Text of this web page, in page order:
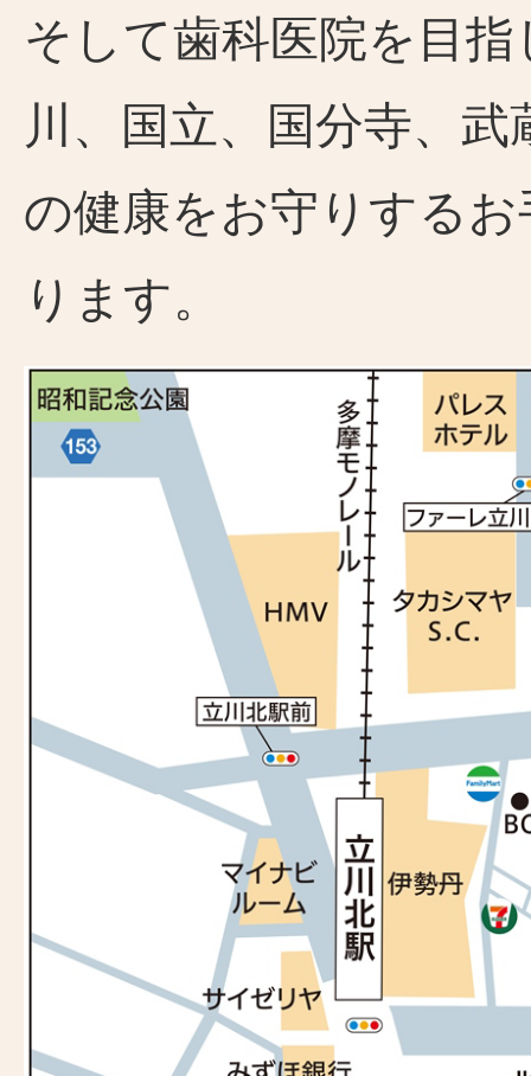
そして歯科医院を目
川、国立、国分寺、
の健康をお守りする
ります。